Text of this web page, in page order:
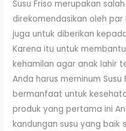
Susu Friso merupakan
direkomendasikan oleh
juga untuk diberikan
Karena itu untuk
kehamilan agar anak lahir
Anda harus meminum
bermanfaat untuk
produk yang pertama ini
kandungan susu yang baik